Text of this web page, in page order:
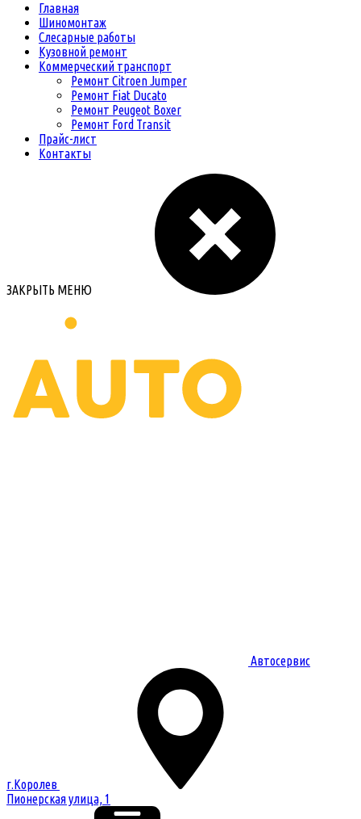
Главная
Шиномонтаж
Слесарные работы
Кузовной ремонт
Коммерческий транспорт
Ремонт Citroen Jumper
Ремонт Fiat Ducato
Ремонт Peugeot Boxer
Ремонт Ford Transit
Прайс-лист
Контакты
ЗАКРЫТЬ МЕНЮ
Автосервис
г.Королев
Пионерская улица, 1